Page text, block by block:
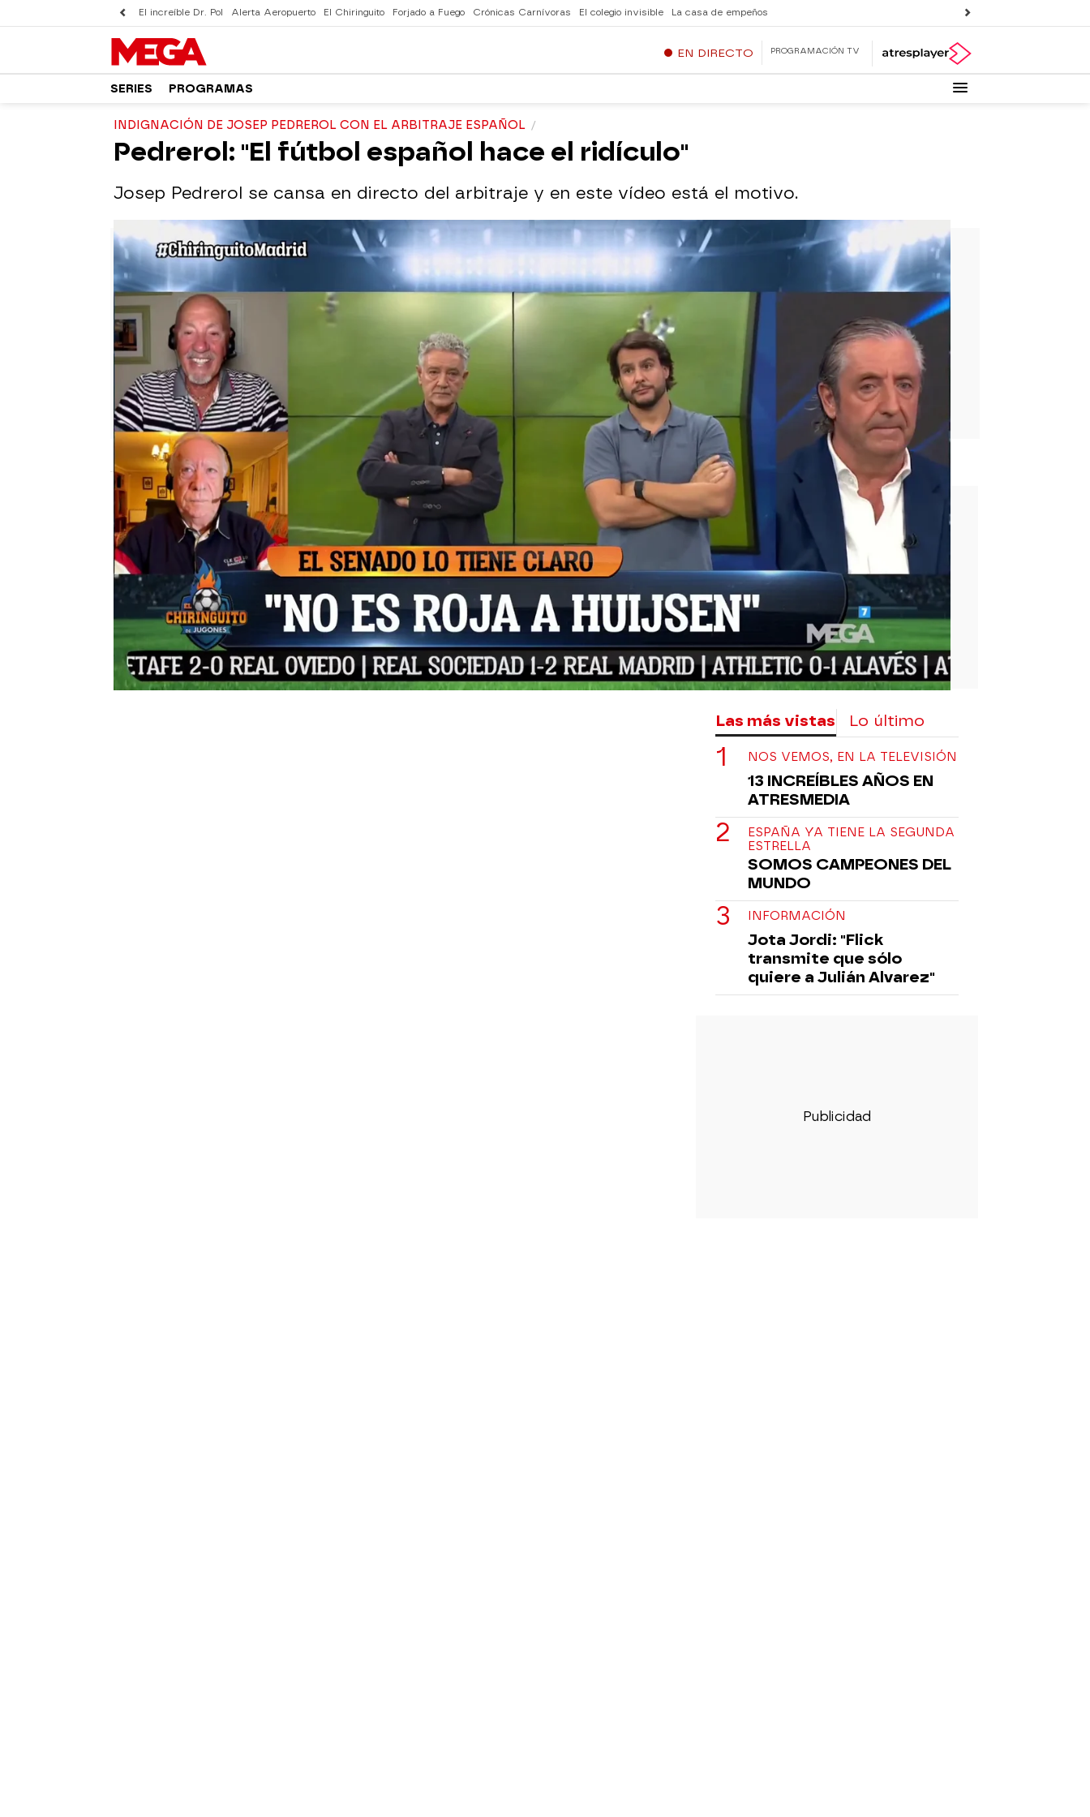
El increíble Dr. Pol Alerta Aeropuerto El Chiringuito Forjado a Fuego Crónicas Carnívoras El colegio invisible La casa de empeños
EN DIRECTO PROGRAMACIÓN TV
SERIES PROGRAMAS
INDIGNACIÓN DE JOSEP PEDREROL CON EL ARBITRAJE ESPAÑOL
Pedrerol: "El fútbol español hace el ridículo"
Josep Pedrerol se cansa en directo del arbitraje y en este vídeo está el motivo.
El Chiringuito
Publicado:15 de septiembre de 2025, 02:48
WhatsappFacebook
X Flipboard
Josep Pedrerol muestra en directo su cabreo con el arbitraje
español tras las recientes polémicas arbitrales. "Se ríen de
nosotros, el fútbol español hace el rídiculo" así de indignado se
muestra el presentador.
El Chiringuito de Mega
Las más vistas Lo último
NOS VEMOS, EN LA TELEVISIÓN
13 INCREÍBLES AÑOS EN
ATRESMEDIA
ESPAÑA YA TIENE LA SEGUNDA
ESTRELLA
SOMOS CAMPEONES DEL
MUNDO
INFORMACIÓN
Jota Jordi: "Flick
transmite que sólo
quiere a Julián Alvarez"